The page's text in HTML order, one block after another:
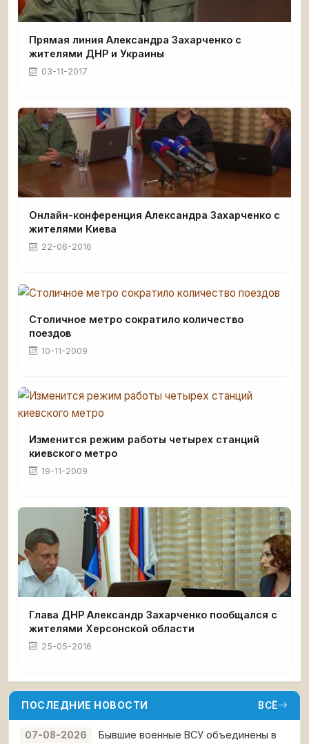
Прямая линия Александра Захарченко с
жителями ДНР и Украины
03-11-2017
Онлайн-конференция Александра Захарченко с
жителями Киева
22-06-2016
Столичное метро сократило количество
поездов
10-11-2009
Изменится режим работы четырех станций
киевского метро
19-11-2009
Глава ДНР Александр Захарченко пообщался с
жителями Херсонской области
25-05-2016
ПОСЛЕДНИЕ НОВОСТИ ВСЁ
07-08-2026
Бывшие военные ВСУ объединены в